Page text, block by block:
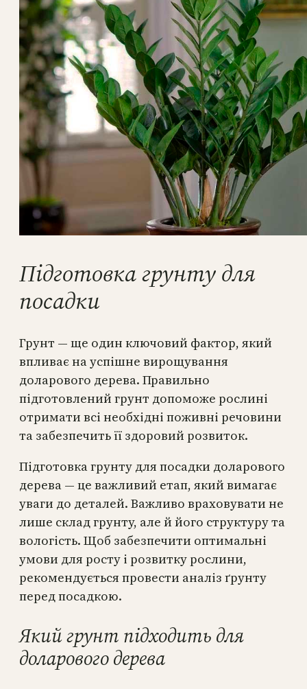
Підготовка грунту для
посадки
Грунт — ще один ключовий фактор, який
впливає на успішне вирощування
доларового дерева. Правильно
підготовлений грунт допоможе рослині
отримати всі необхідні поживні речовини
та забезпечить її здоровий розвиток.
Підготовка грунту для посадки доларового
дерева — це важливий етап, який вимагає
уваги до деталей. Важливо враховувати не
лише склад грунту, але й його структуру та
вологість. Щоб забезпечити оптимальні
умови для росту і розвитку рослини,
рекомендується провести аналіз ґрунту
перед посадкою.
Який грунт підходить для
доларового дерева